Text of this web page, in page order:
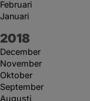
Februari
Januari
År:
2018
December
November
Oktober
September
Augusti